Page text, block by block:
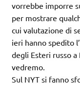
vorrebbe imporre
per mostrare
cui valutazione di
ieri hanno spedito
degli Esteri russo a
vedremo.
Sul NYT si fanno